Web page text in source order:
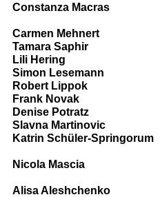
Team
Constanza Macras
Carmen Mehnert
Tamara Saphir
Lili Hering
Simon Lesemann
Robert Lippok
Frank Novak
Denise Potratz
Slavna Martinovic
Katrin Schüler-Springorum
Nicola Mascia
Alisa Aleshchenko